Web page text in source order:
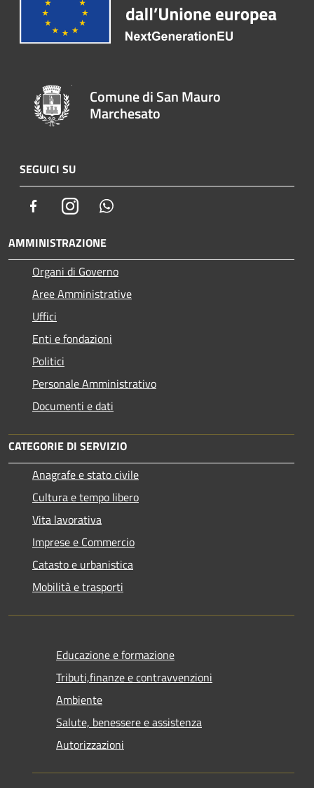
Comune di San Mauro
Marchesato
SEGUICI SU
FacebookInstagram
AMMINISTRAZIONE
Organi di Governo
Aree Amministrative
Uffici
Enti e fondazioni
Politici
Personale Amministrativo
Documenti e dati
CATEGORIE DI SERVIZIO
Anagrafe e stato civile
Cultura e tempo libero
Vita lavorativa
Imprese e Commercio
Catasto e urbanistica
Mobilità e trasporti
Educazione e formazione
Tributi,finanze e contravvenzioni
Ambiente
Salute, benessere e assistenza
Autorizzazioni